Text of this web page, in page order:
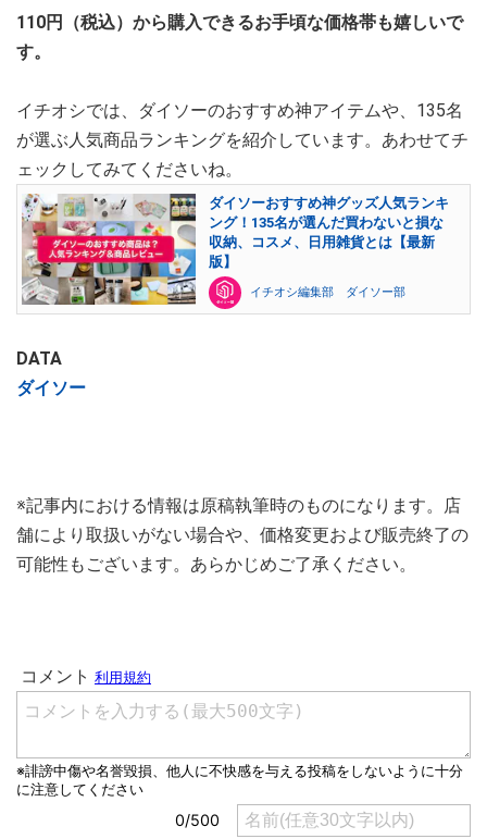
110円（税込）から購入できるお手頃な価格帯も嬉しいで
す。
イチオシでは、ダイソーのおすすめ神アイテムや、135名
が選ぶ人気商品ランキングを紹介しています。あわせてチ
ェックしてみてくださいね。
ダイソーおすすめ神グッズ人気ランキ
ング！135名が選んだ買わないと損な
収納、コスメ、日用雑貨とは【最新
版】
イチオシ編集部 ダイソー部
DATA
ダイソー
※記事内における情報は原稿執筆時のものになります。店
舗により取扱いがない場合や、価格変更および販売終了の
可能性もございます。あらかじめご了承ください。